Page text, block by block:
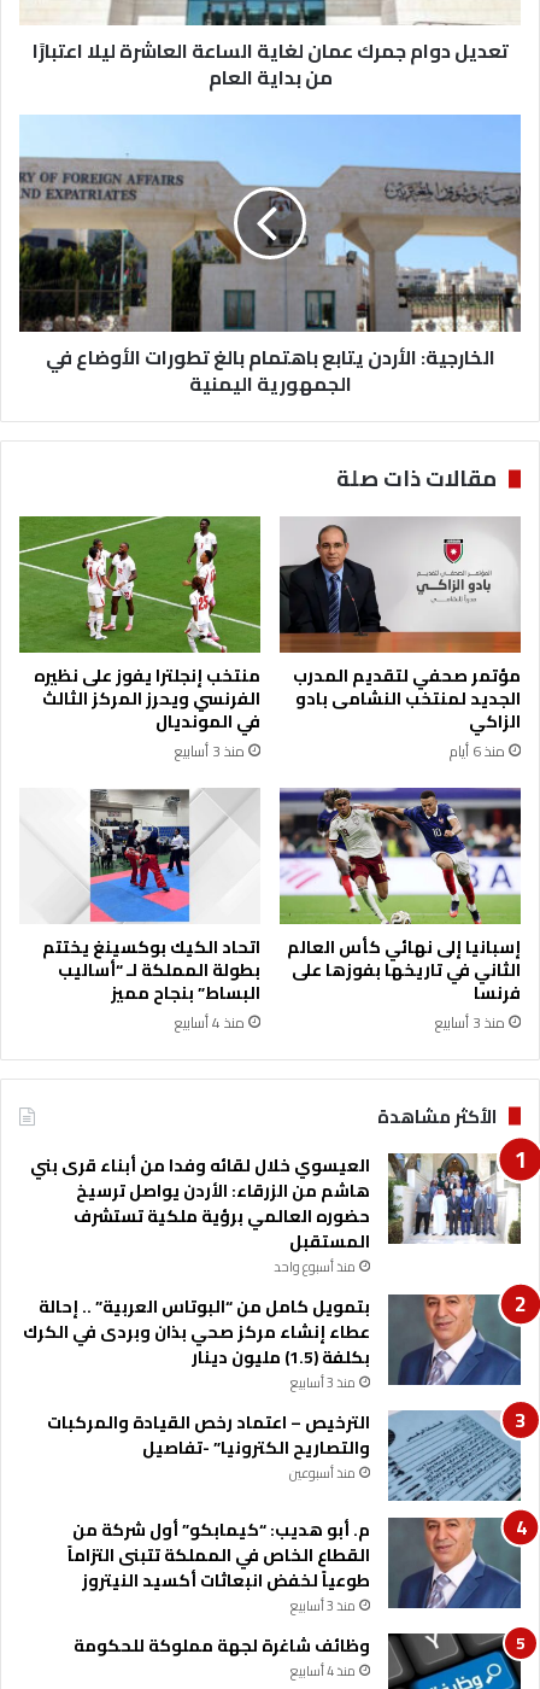
م
ك
م
ا
ن
ل
غ
ا
ي
س
ع
ش
ر
ة
ل
ي
ل
ا
ا
ع
ت
ا
رً
ا
م
ن
ب
د
ا
ي
ة
ا
ل
ع
ا
تعديل دوام جمرك عمان لغاية الساعة العاشرة ليلا اعتبارًا
من بداية العام
خ
ا
ر
ج
ي
ة
:
ر
ن
ب
ا
ه
ت
م
ا
م
ب
ا
ل
غ
ت
ط
و
ر
ا
ا
ل
أ
و
ض
ا
ع
ف
ا
ل
م
ه
و
ر
ي
ة
ا
ل
م
ن
ي
ة
الخارجية: الأردن يتابع باهتمام بالغ تطورات الأوضاع في
الجمهورية اليمنية
مقالات ذات صلة
مؤتمر صحفي لتقديم المدرب
الجديد لمنتخب النشامى بادو
الزاكي
منذ 6 أيام
منتخب إنجلترا يفوز على نظيره
الفرنسي ويحرز المركز الثالث
في المونديال
منذ 3 أسابيع
إسبانيا إلى نهائي كأس العالم
الثاني في تاريخها بفوزها على
فرنسا
منذ 3 أسابيع
اتحاد الكيك بوكسينغ يختتم
بطولة المملكة لـ “أساليب
البساط” بنجاح مميز
منذ 4 أسابيع
الأكثر مشاهدة
العيسوي خلال لقائه وفدا من أبناء قرى بني
هاشم من الزرقاء: الأردن يواصل ترسيخ
حضوره العالمي برؤية ملكية تستشرف
المستقبل
منذ أسبوع واحد
بتمويل كامل من “البوتاس العربية” .. إحالة
عطاء إنشاء مركز صحي بذان وبردى في الكرك
بكلفة (1.5) مليون دينار
منذ 3 أسابيع
الترخيص – اعتماد رخص القيادة والمركبات
والتصاريح الكترونيا” -تفاصيل
منذ أسبوعين
م. أبو هديب: “كيمابكو” أول شركة من
القطاع الخاص في المملكة تتبنى التزاماً
طوعياً لخفض انبعاثات أكسيد النيتروز
منذ 3 أسابيع
وظائف شاغرة لجهة مملوكة للحكومة
منذ 4 أسابيع